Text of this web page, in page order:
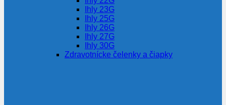
Ihly 23G
Ihly 25G
Ihly 26G
Ihly 27G
Ihly 30G
Zdravotnícke čelenky a čiapky